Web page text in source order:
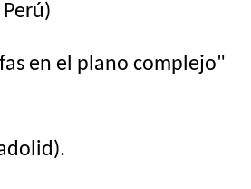
en el plano complejo"